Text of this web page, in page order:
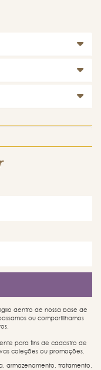
dentro de nossa base de
ou compartilhamos
para fins de cadastro de
coleções ou promoções.
armazenamento, tratamento,